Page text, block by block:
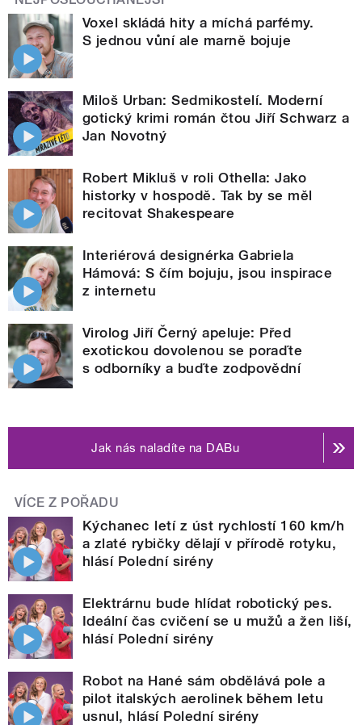
Voxel skládá hity a míchá parfémy.
S jednou vůní ale marně bojuje
Miloš Urban: Sedmikostelí. Moderní
gotický krimi román čtou Jiří Schwarz a
Jan Novotný
Robert Mikluš v roli Othella: Jako
historky v hospodě. Tak by se měl
recitovat Shakespeare
Interiérová designérka Gabriela
Hámová: S čím bojuju, jsou inspirace
z internetu
Virolog Jiří Černý apeluje: Před
exotickou dovolenou se poraďte
s odborníky a buďte zodpovědní
Jak nás naladíte na DABu
VÍCE Z POŘADU
Kýchanec letí z úst rychlostí 160 km/h
a zlaté rybičky dělají v přírodě rotyku,
hlásí Polední sirény
Elektrárnu bude hlídat robotický pes.
Ideální čas cvičení se u mužů a žen liší,
hlásí Polední sirény
Robot na Hané sám obdělává pole a
pilot italských aerolinek během letu
usnul, hlásí Polední sirény